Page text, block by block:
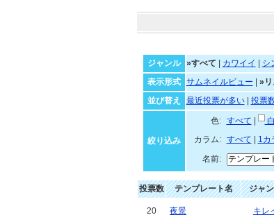
ジャンル
»すべて カワイイ シ
表示形式
サムネイルビュー
»リ
並び替え
最近投票が多い| 投票
絞り込み
色: すべて 白
カラム:
すべて 1カ
名前:
投票数 テンプレート名 ジャ
20 夜景 キレ